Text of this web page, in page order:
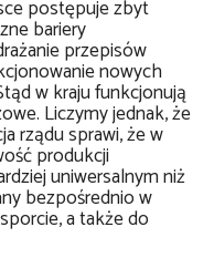
postępuje zbyt
bariery
przepisów
nowych
w kraju funkcjonują
Liczymy jednak, że
rządu sprawi, że w
produkcji
uniwersalnym niż
bezpośrednio w
a także do